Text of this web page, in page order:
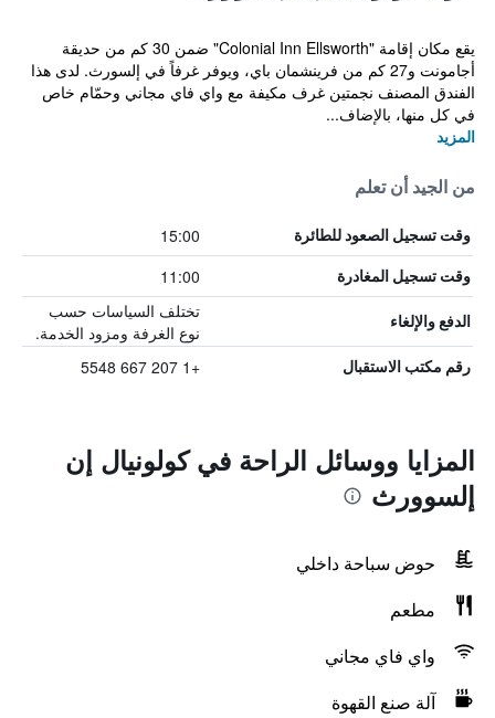
يقع مكان إقامة "Colonial Inn Ellsworth" ضمن 30 كم من حديقة
أجامونت و27 كم من فرينشمان باي، ويوفر غرفاً في إلسورث. لدى هذا
الفندق المصنف نجمتين غرف مكيفة مع واي فاي مجاني وحمّام خاص
في كل منها، بالإضاف...
المزيد
من الجيد أن تعلم
وقت تسجيل الصعود للطائرة 15:00
وقت تسجيل المغادرة 11:00
الدفع والإلغاء
تختلف السياسات حسب
نوع الغرفة ومزود الخدمة.
رقم مكتب الاستقبال +1 207 667 5548
المزايا ووسائل الراحة في كولونيال إن
إلسوورث
حوض سباحة داخلي
مطعم
واي فاي مجاني
آلة صنع القهوة